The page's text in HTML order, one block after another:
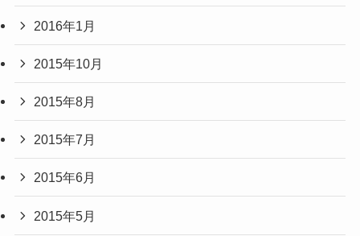
2016年1月
2015年10月
2015年8月
2015年7月
2015年6月
2015年5月